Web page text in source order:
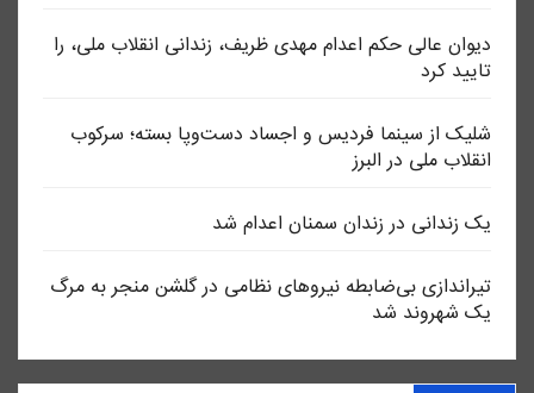
دیوان عالی حکم اعدام مهدی ظریف، زندانی انقلاب ملی، را
تایید کرد
شلیک از سینما فردیس و اجساد دست‌وپا بسته؛ سرکوب
انقلاب ملی در البرز
یک زندانی در زندان سمنان اعدام شد
تیراندازی بی‌ضابطه نیروهای نظامی در گلشن منجر به مرگ
یک شهروند شد